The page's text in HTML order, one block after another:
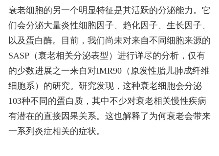
衰老细胞的另一个明显特征是其活跃的分泌能力。它
们会分泌大量炎性细胞因子、趋化因子、生长因子、
以及蛋白酶。目前，我们尚未对来自不同细胞来源的
SASP（衰老相关分泌表型）进行详尽的分析，仅有
的少数进展之一来自对IMR90（原发性胎儿肺成纤维
细胞系）的研究。研究发现，这种衰老细胞会分泌
103种不同的蛋白质，其中不少对衰老相关慢性疾病
有潜在的直接因果关系。这也解释了为何衰老会带来
一系列炎症相关的症状。